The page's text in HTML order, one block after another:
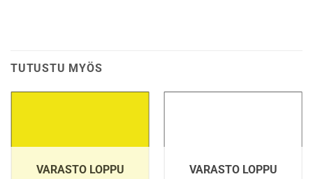
TUTUSTU MYÖS
VARASTO LOPPU VARASTO LOPPU